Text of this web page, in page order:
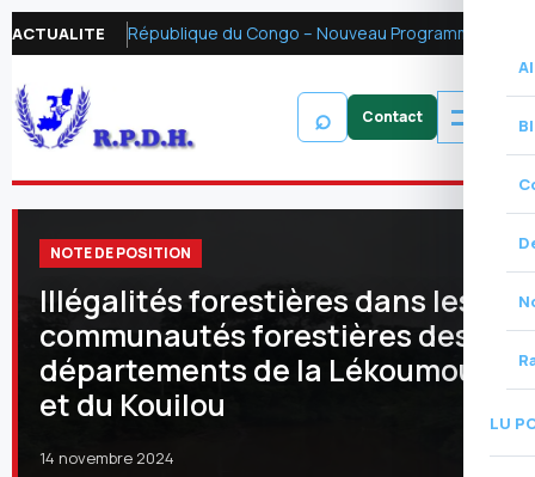
ACTUALITE
⌕
LU
NOTE DE POSITION
Illégalités forestières dans les
communautés forestières des
départements de la Lékoumou
et du Kouilou
14 novembre 2024